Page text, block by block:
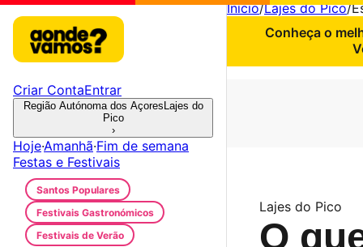
Início/Lajes do Pico/
Conheça o
Lajes do Pico
O
Criar ContaEntrar
Região Autónoma dos Açores Lajes do
Pico
›
Hoje·Amanhã·Fim de semana
Festas e Festivais
Santos Populares
Festivais Gastronómicos
Festivais de Verão